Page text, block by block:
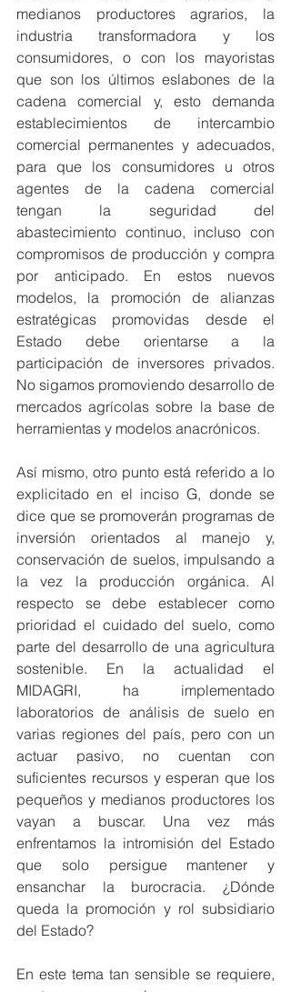
medianos productores agrarios, la
industria transformadora y los
consumidores, o con los mayoristas
que son los últimos eslabones de la
cadena comercial y, esto demanda
establecimientos de intercambio
comercial permanentes y adecuados,
para que los consumidores u otros
agentes de la cadena comercial
tengan la seguridad del
abastecimiento continuo, incluso con
compromisos de producción y compra
por anticipado. En estos nuevos
modelos, la promoción de alianzas
estratégicas promovidas desde el
Estado debe orientarse a la
participación de inversores privados.
No sigamos promoviendo desarrollo de
mercados agrícolas sobre la base de
herramientas y modelos anacrónicos.
Así mismo, otro punto está referido a lo
explicitado en el inciso G, donde se
dice que se promoverán programas de
inversión orientados al manejo y,
conservación de suelos, impulsando a
la vez la producción orgánica. Al
respecto se debe establecer como
prioridad el cuidado del suelo, como
parte del desarrollo de una agricultura
sostenible. En la actualidad el
MIDAGRI, ha implementado
laboratorios de análisis de suelo en
varias regiones del país, pero con un
actuar pasivo, no cuentan con
suficientes recursos y esperan que los
pequeños y medianos productores los
vayan a buscar. Una vez más
enfrentamos la intromisión del Estado
que solo persigue mantener y
ensanchar la burocracia. ¿Dónde
queda la promoción y rol subsidiario
del Estado?
En este tema tan sensible se requiere,